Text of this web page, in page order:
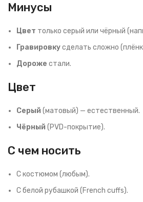
Минусы
Цвет только серый или чёрный
Гравировкусделать сложно
Дороже стали.
Цвет
Серый (матовый) — естественный.
Чёрный (PVD-покрытие).
С чем носить
С костюмом (любым).
С белой рубашкой (French cuffs).